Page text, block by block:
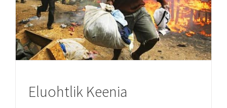
Eluohtlik Keenia